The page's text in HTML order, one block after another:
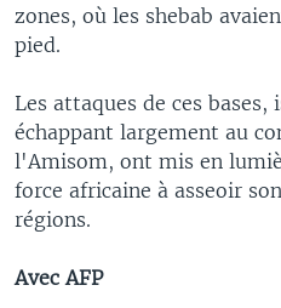
zones, où les shebab
pied.
Les attaques de ces bases,
échappant largement au
l'Amisom, ont mis en
force africaine à asseoir
régions.
Avec AFP